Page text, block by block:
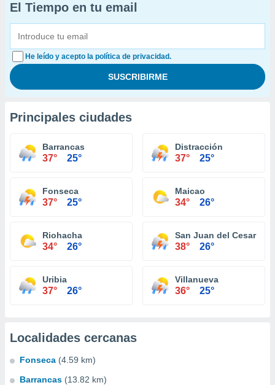
El Tiempo en tu email
He leído y acepto la política de privacidad.
Principales ciudades
Barrancas
37° 25°
Distracción
37° 25°
Fonseca
37° 25°
Maicao
34° 26°
Riohacha
34° 26°
San Juan del Cesar
38° 26°
Uribia
37° 26°
Villanueva
36° 25°
Localidades cercanas
Fonseca (4.59 km)
Barrancas (13.82 km)